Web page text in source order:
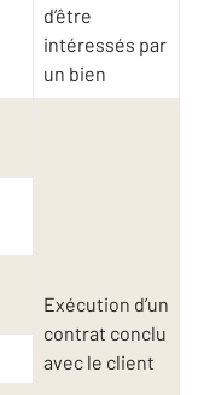
d’être
intéressés par
un bien
Exécution d’un
contrat conclu
avec le client